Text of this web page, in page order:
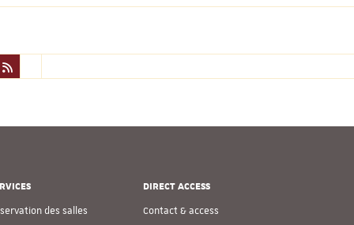
des salles
DIRECT ACCESS
Contact & access